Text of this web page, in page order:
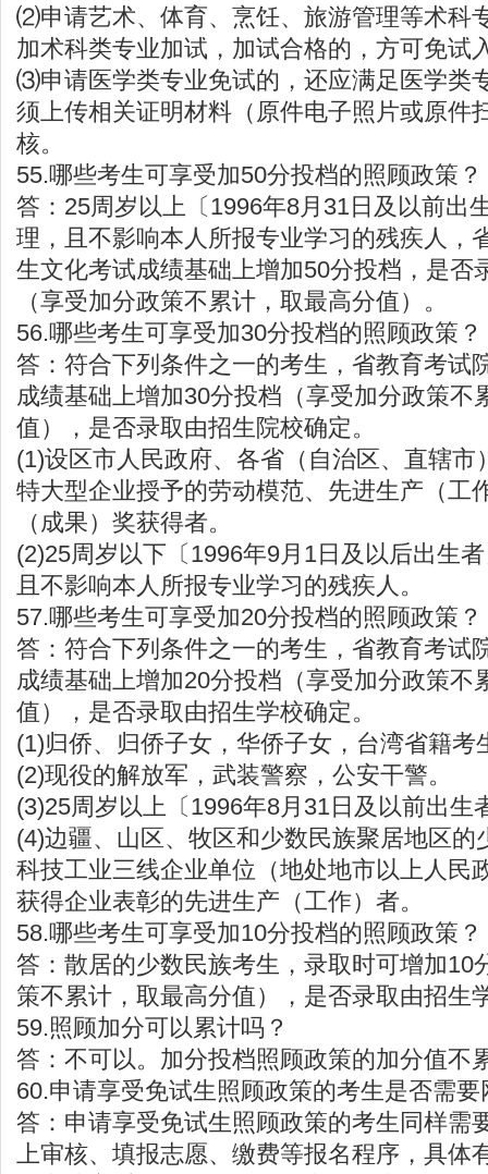
⑵申请艺术、体育、烹饪、旅游管理等术科
加术科类专业加试，加试合格的，方可免试
⑶申请医学类专业免试的，还应满足医学类
须上传相关证明材料（原件电子照片或原件
核。
55.哪些考生可享受加50分投档的照顾政策？
答：25周岁以上〔1996年8月31日及以前出
理，且不影响本人所报专业学习的残疾人，
生文化考试成绩基础上增加50分投档，是否
（享受加分政策不累计，取最高分值）。
56.哪些考生可享受加30分投档的照顾政策？
答：符合下列条件之一的考生，省教育考试
成绩基础上增加30分投档（享受加分政策不
值），是否录取由招生院校确定。
(1)设区市人民政府、各省（自治区、直辖市
特大型企业授予的劳动模范、先进生产（工
（成果）奖获得者。
(2)25周岁以下〔1996年9月1日及以后出生
且不影响本人所报专业学习的残疾人。
57.哪些考生可享受加20分投档的照顾政策？
答：符合下列条件之一的考生，省教育考试
成绩基础上增加20分投档（享受加分政策不
值），是否录取由招生学校确定。
(1)归侨、归侨子女，华侨子女，台湾省籍考
(2)现役的解放军，武装警察，公安干警。
(3)25周岁以上〔1996年8月31日及以前出生
(4)边疆、山区、牧区和少数民族聚居地区的
科技工业三线企业单位（地处地市以上人民
获得企业表彰的先进生产（工作）者。
58.哪些考生可享受加10分投档的照顾政策？
答：散居的少数民族考生，录取时可增加10
策不累计，取最高分值），是否录取由招生
59.照顾加分可以累计吗？
答：不可以。加分投档照顾政策的加分值不
60.申请享受免试生照顾政策的考生是否需
答：申请享受免试生照顾政策的考生同样需
上审核、填报志愿、缴费等报名程序，具体